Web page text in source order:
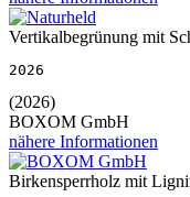
Vertikalbegrünung mit
2026
(2026)
BOXOM GmbH
nähere Informationen
Birkensperrholz mit